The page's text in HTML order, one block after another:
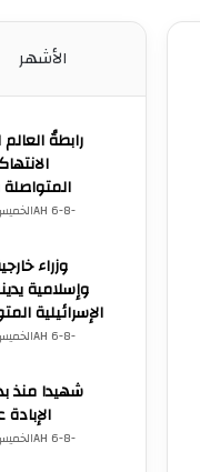
الأشهر
رابطةُ
وإسلامية
الإسرائيلية